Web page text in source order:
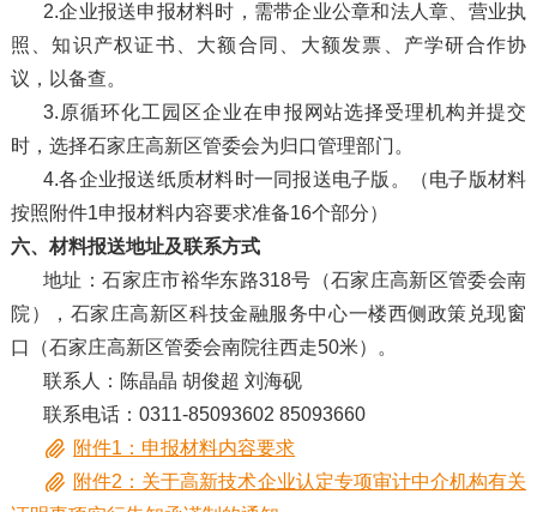
2.企业报送申报材料时，需带企业公章和法人章、营业执
照、知识产权证书、大额合同、大额发票、产学研合作协
议，以备查。
3.原循环化工园区企业在申报网站选择受理机构并提交
时，选择石家庄高新区管委会为归口管理部门。
4.各企业报送纸质材料时一同报送电子版。（电子版材料
按照附件1申报材料内容要求准备16个部分）
六、材料报送地址及联系方式
地址：石家庄市裕华东路318号（石家庄高新区管委会南
院），石家庄高新区科技金融服务中心一楼西侧政策兑现窗
口（石家庄高新区管委会南院往西走50米）。
联系人：陈晶晶 胡俊超 刘海砚
联系电话：0311-85093602 85093660
附件1：申报材料内容要求
附件2：关于高新技术企业认定专项审计中介机构有关